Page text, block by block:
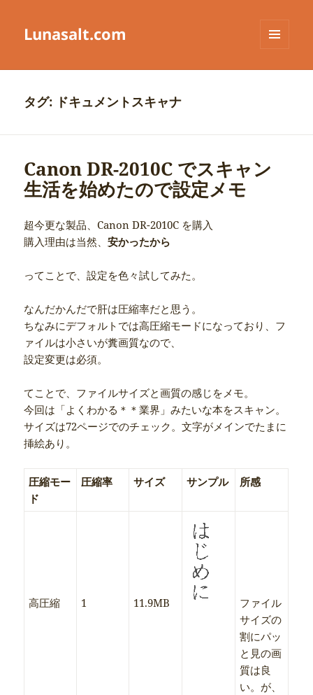
Lunasalt.com
ーとウ
タグ: ドキュメントスキャナ
Canon DR-2010C でスキャン
生活を始めたので設定メモ
超今更な製品、Canon DR-2010C を購入
購入理由は当然、安かったから
ってことで、設定を色々試してみた。
なんだかんだで肝は圧縮率だと思う。
ちなみにデフォルトでは高圧縮モードになっており、フ
ァイルは小さいが糞画質なので、
設定変更は必須。
てことで、ファイルサイズと画質の感じをメモ。
今回は「よくわかる＊＊業界」みたいな本をスキャン。
サイズは72ページでのチェック。文字がメインでたまに
挿絵あり。
圧縮モー
ド
圧縮率 サイズ サンプル 所感
高圧縮 1 11.9MB
ファイル
サイズの
割にパッ
と見の画
質は良
い。が、